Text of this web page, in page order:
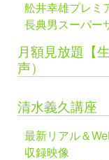
舩井幸雄プレミ
長典男スーパー
月額見放題【
声）
清水義久講座
最新リアル＆
収録映像